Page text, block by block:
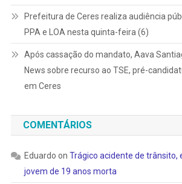
Prefeitura de Ceres realiza audiência
PPA e LOA nesta quinta-feira (6)
Após cassação do mandato, Aava
News sobre recurso ao TSE, pré-
em Ceres
COMENTÁRIOS
Eduardo on Trágico acidente de trânsito,
jovem de 19 anos morta